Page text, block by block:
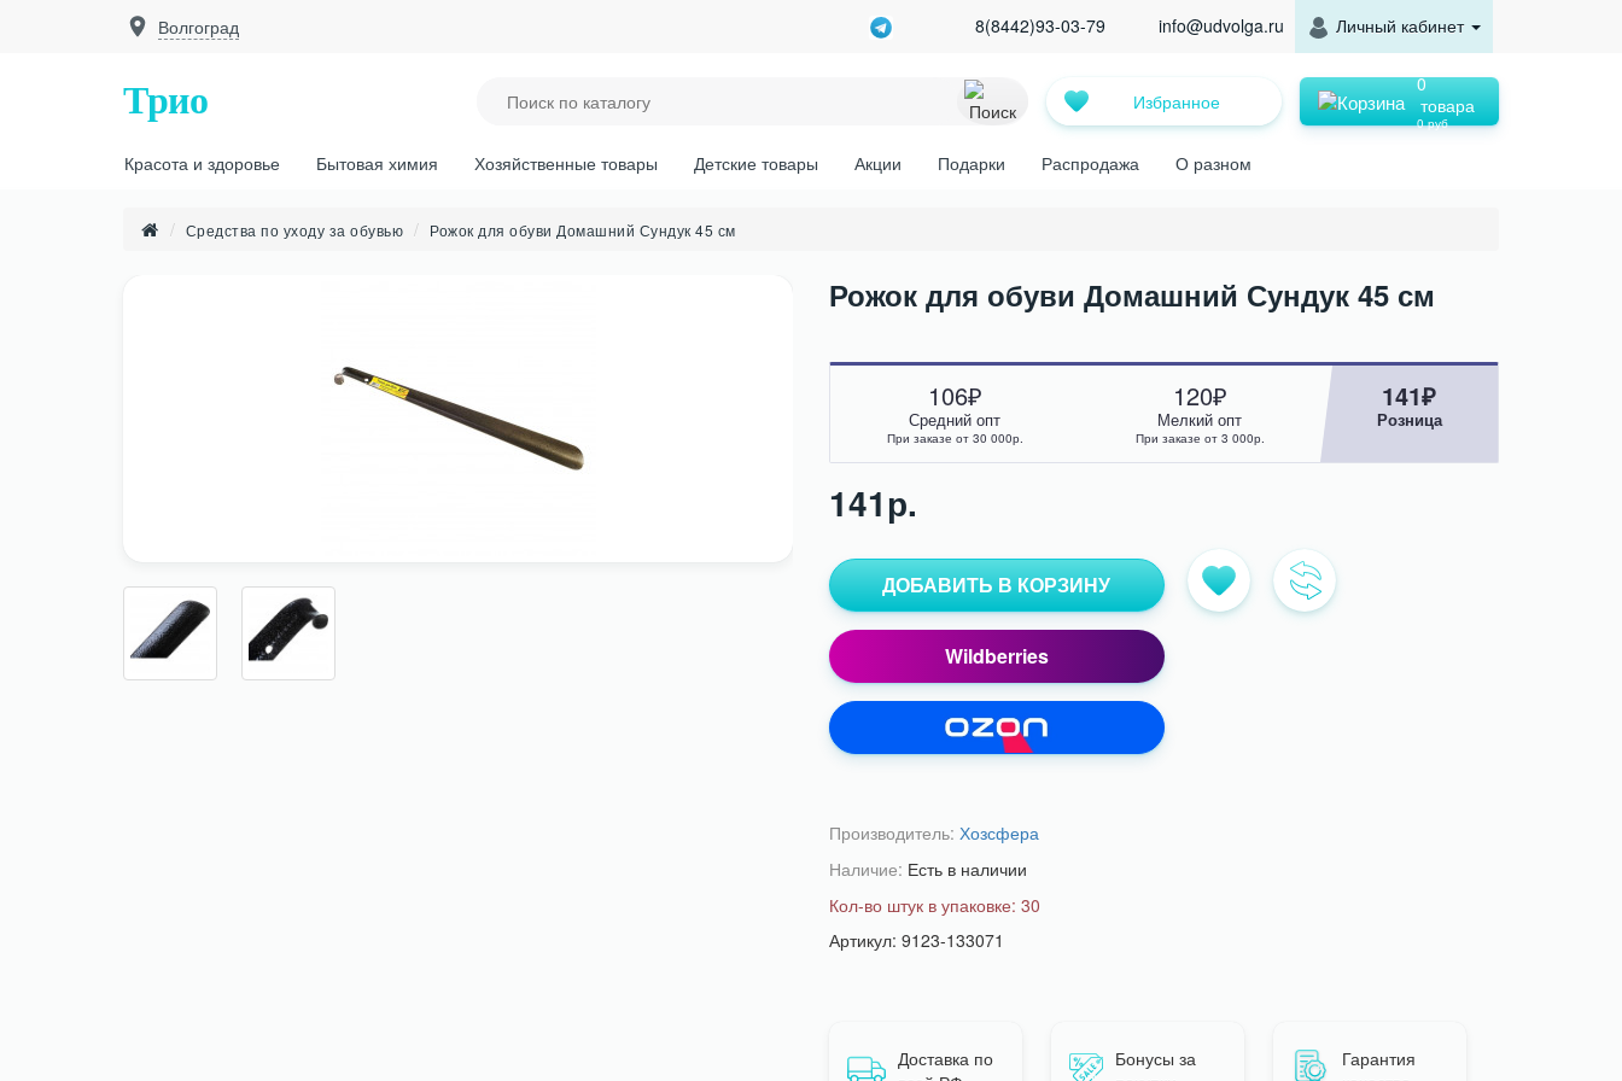
Волгоград 8(8442)93-03-79 info@udvolga.ru Личный кабинет
Трио Избранное
0
товара
0 руб
Красота и здоровье Бытовая химия Хозяйственные товары Детские товары Акции Подарки Распродажа О разном
Средства по уходу за обувью Рожок для обуви Домашний Сундук 45 см
Рожок для обуви Домашний Сундук 45 см
106₽
Средний опт
При заказе от 30 000р.
120₽
Мелкий опт
При заказе от 3 000р.
141₽
Розница
141р.
ДОБАВИТЬ В КОРЗИНУ
Wildberries
Производитель: Хозсфера
Наличие: Есть в наличии
Кол-во штук в упаковке: 30
Артикул: 9123-133071
Доставка по
Бонусы за
Гарантия